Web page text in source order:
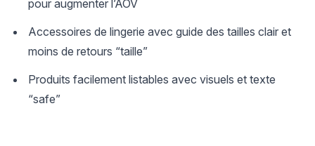
pour augmenter l’AOV
Accessoires de lingerie avec guide des tailles clair et
moins de retours “taille”
Produits facilement listables avec visuels et texte
“safe”